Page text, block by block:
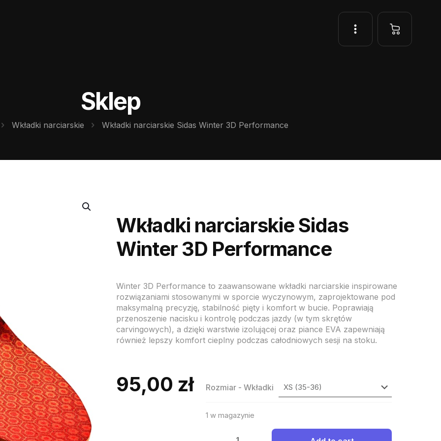
Sklep
Wkładki narciarskie Wkładki narciarskie Sidas Winter 3D Performance
Wkładki narciarskie Sidas
Winter 3D Performance
Winter 3D Performance to zaawansowane wkładki narciarskie inspirowane
rozwiązaniami stosowanymi w sporcie wyczynowym, zaprojektowane pod
maksymalną precyzję, stabilność pięty i komfort w bucie. Poprawiają
przenoszenie nacisku i kontrolę podczas jazdy (w tym skrętów
carvingowych), a dzięki warstwie izolującej oraz piance EVA zapewniają
również lepszy komfort cieplny podczas całodniowych sesji na stoku.
95,00 zł Rozmiar - Wkładki
1 w magazynie